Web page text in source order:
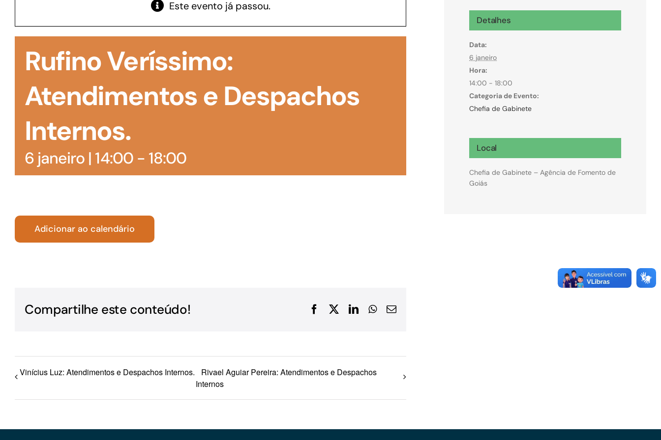
manutenção de estoques e despesas operacionais
Microcrédito
Para MEI, microempresas e pessoas físicas
Para os negócios voltados aos serviços do setor de
turismo
Este evento já passou.
Rufino Veríssimo:
Atendimentos e Despachos
Internos.
6 janeiro | 14:00- 18:00
Adicionar ao calendário
Compartilhe este conteúdo! FacebookLinkedInWhatsApp
E-
Vinícius Luz: Atendimentos e Despachos Internos.
Rivael Aguiar Pereira: Atendimentos e Despachos
Internos
Detalhes
Data:
6 janeiro
Hora:
14:00 - 18:00
Categoria de Evento:
Chefia de Gabinete
Local
Chefia de Gabinete – Agência de Fomento de
Goiás